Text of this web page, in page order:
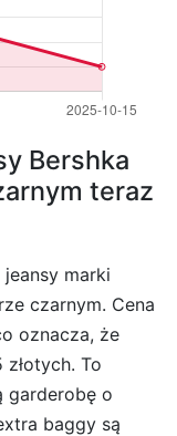
Bershka
teraz
marki
czarnym. Cena
oznacza, że
To
garderobę o
baggy są